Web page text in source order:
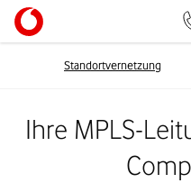
Standortvernetzung
Ihre MPLS-